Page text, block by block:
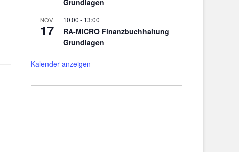
Grundlagen
NOV.
17
10:00 - 13:00
RA-MICRO Finanzbuchhaltung
Grundlagen
Kalender anzeigen